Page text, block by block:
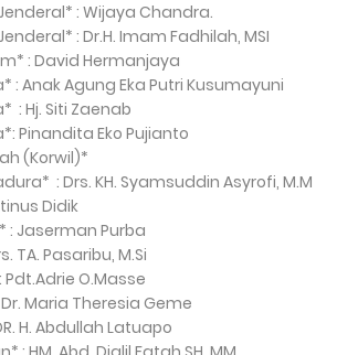
: Wijaya Chandra.
: Dr.H. Imam Fadhilah, MSI
: David Hermanjaya
: Anak Agung Eka Putri Kusumayuni
: Hj. Siti Zaenab
Pinandita Eko Pujianto
(Korwil)*
: Drs. KH. Syamsuddin Asyrofi, M.M
Didik
: Jaserman Purba
TA. Pasaribu, M.Si
Pdt.Adrie O.Masse
Dr. Maria Theresia Geme
H. Abdullah Latuapo